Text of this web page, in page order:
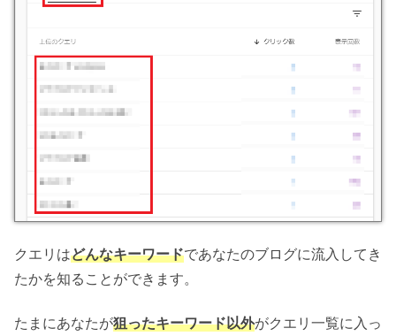
クエリはどんなキーワードであなたのブログに流入してき
たかを知ることができます。
たまにあなたが狙ったキーワード以外がクエリ一覧に入っ